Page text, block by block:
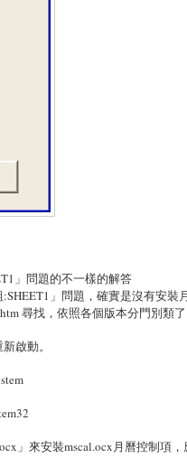
」問題的不一樣的解答
」問題，確實是沒有安裝
尋找，依照各個版本分門別類了
啟動。
」來安裝mscal.ocx月曆控制項